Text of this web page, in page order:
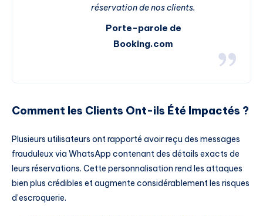
réservation de nos clients.
Porte-parole de
Booking.com
Comment les Clients Ont-ils Été Impactés ?
Plusieurs utilisateurs ont rapporté avoir reçu des messages
frauduleux via WhatsApp contenant des détails exacts de
leurs réservations. Cette personnalisation rend les attaques
bien plus crédibles et augmente considérablement les risques
d’escroquerie.